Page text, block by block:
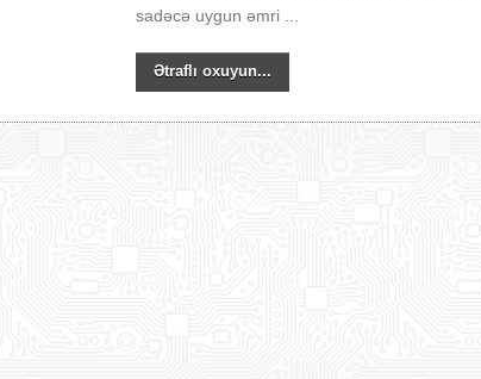
sadəcə uygun əmri ...
Ətraflı oxuyun...